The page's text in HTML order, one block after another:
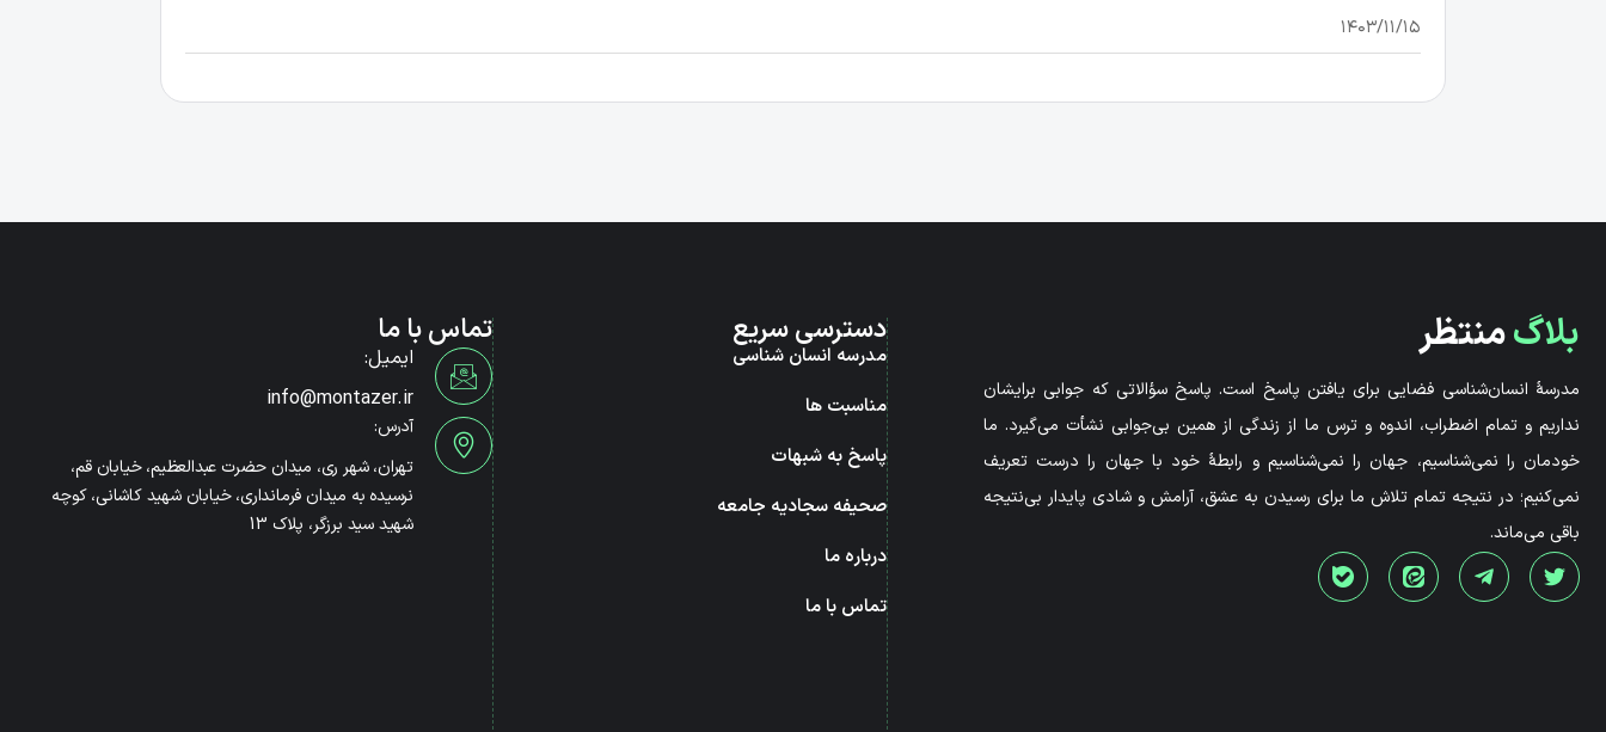
۱۴۰۳/۱۱/۱۵
بلاگمنتظر
مدرسۀ انسان‌شناسی فضایی برای یافتن پاسخ است. پاسخ سؤالاتی که جوابی برایشان
نداریم و تمام اضطراب، اندوه و ترس ما از زندگی از همین بی‌جوابی نشأت می‌گیرد. ما
خودمان را نمی‌شناسیم، جهان را نمی‌شناسیم و رابطۀ خود با جهان را درست تعریف
نمی‌کنیم؛ در نتیجه تمام تلاش ما برای رسیدن به عشق، آرامش و شادی پایدار بی‌نتیجه
باقی می‌ماند.
دسترسی سریع
مدرسه انسان شناسی
مناسبت ها
پاسخ به شبهات
صحیفه سجادیه جامعه
درباره ما
تماس با ما
تماس با ما
ایمیل:
info@montazer.ir
آدرس:
تهران، شهر ری، میدان حضرت عبدالعظیم، خیابان قم،
نرسیده به میدان فرمانداری، خیابان شهید کاشانی، کوچه
شهید سید برزگر، پلاک 13